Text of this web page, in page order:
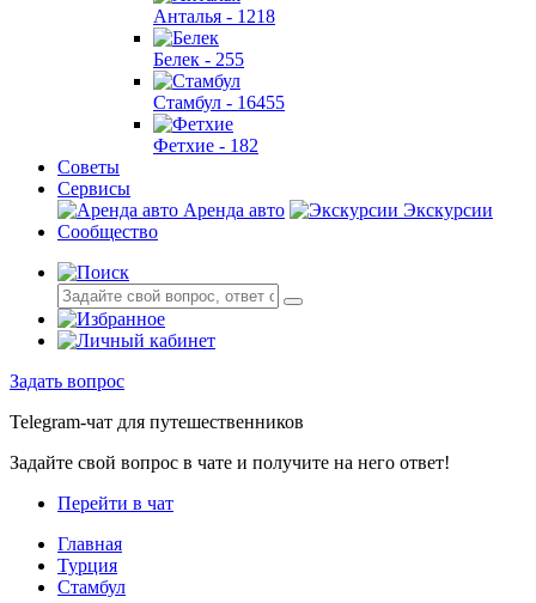
Анталья - 1218
Белек - 255
Стамбул - 16455
Фетхие - 182
Советы
Сервисы
Аренда авто
Экскурсии
Сообщество
Задать вопрос
Telegram-чат для путешественников
Задайте свой вопрос в чате и получите на него ответ!
Перейти в чат
Главная
Турция
Стамбул